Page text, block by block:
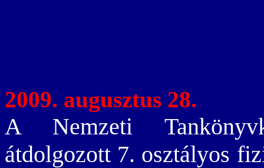
2009. augusztus 28.
A Nemzeti
átdolgozott 7. osztályos